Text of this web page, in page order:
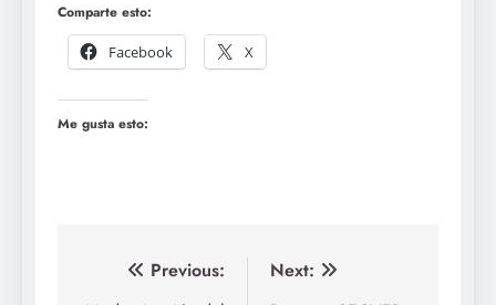
Comparte esto:
Facebook
X
Me gusta esto:
Navegación
Previous:
Next: